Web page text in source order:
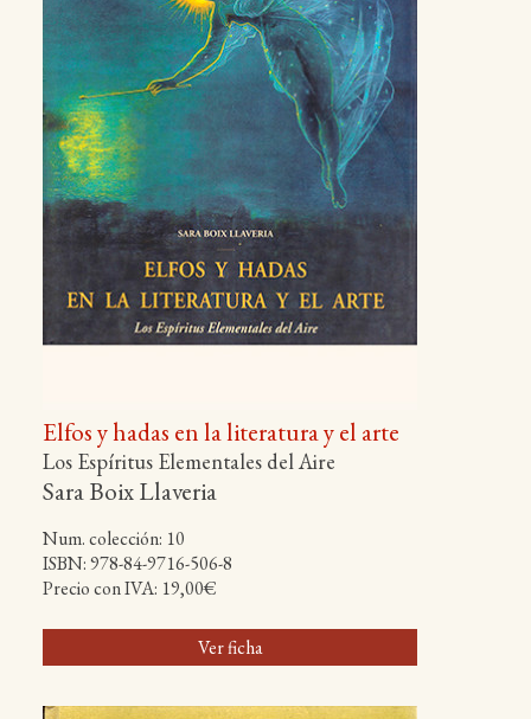
Elfos y hadas en la literatura y el arte
Los Espíritus Elementales del Aire
Sara Boix Llaveria
Num. colección: 10
ISBN: 978-84-9716-506-8
Precio con IVA: 19,00€
Ver ficha